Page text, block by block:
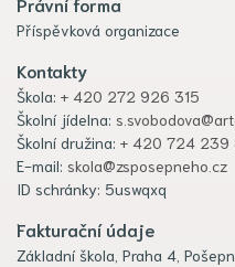
Příspěvková organizace
Kontakty
Škola: + 420 272 926 315
Školní jídelna:
Školní družina: + 420 724 239
E-mail: skola@zsposepneho.cz
ID schránky: 5uswqxq
Fakturační údaje
Základní škola, Praha 4,